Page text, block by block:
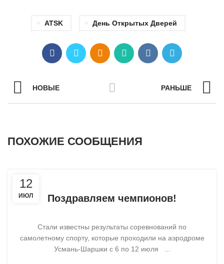
ATSK День Открытых Дверей
НОВЫЕ РАНЬШЕ
ПОХОЖИЕ СООБЩЕНИЯ
12
ИЮЛ Поздравляем чемпионов!
Стали известны результаты соревнований по
самолетному спорту, которые проходили на аэродроме
Усмань-Шаршки с 6 по 12 июля ...